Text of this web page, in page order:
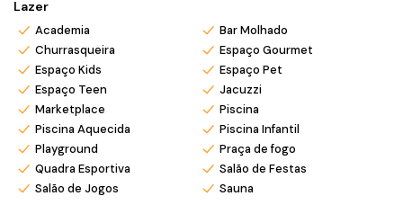
convite diário para apreciar o nascer do sol e viver a
experiência única de morar literalmente de frente para a
praia.
O apartamento conta ainda com:
• 4 dormitórios, sendo 1 suíte
• Living amplo e integrado
• Cozinha planejada
• Espaço gourmet
• Lavabo
• Área de serviço
Lazer
Academia
Bar Molhado
Churrasqueira
Espaço Gourmet
Espaço Kids
Espaço Pet
Espaço Teen
Jacuzzi
Marketplace
Piscina
Piscina Aquecida
Piscina Infantil
Playground
Praça de fogo
Quadra Esportiva
Salão de Festas
Salão de Jogos
Sauna